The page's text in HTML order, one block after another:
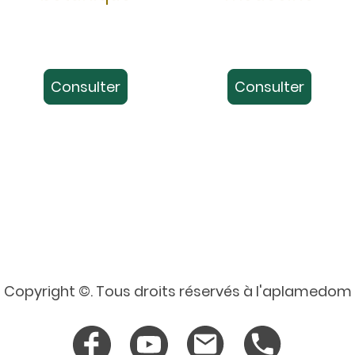
Consulter Consulter
Copyright ©. Tous droits réservés à l'aplamedom